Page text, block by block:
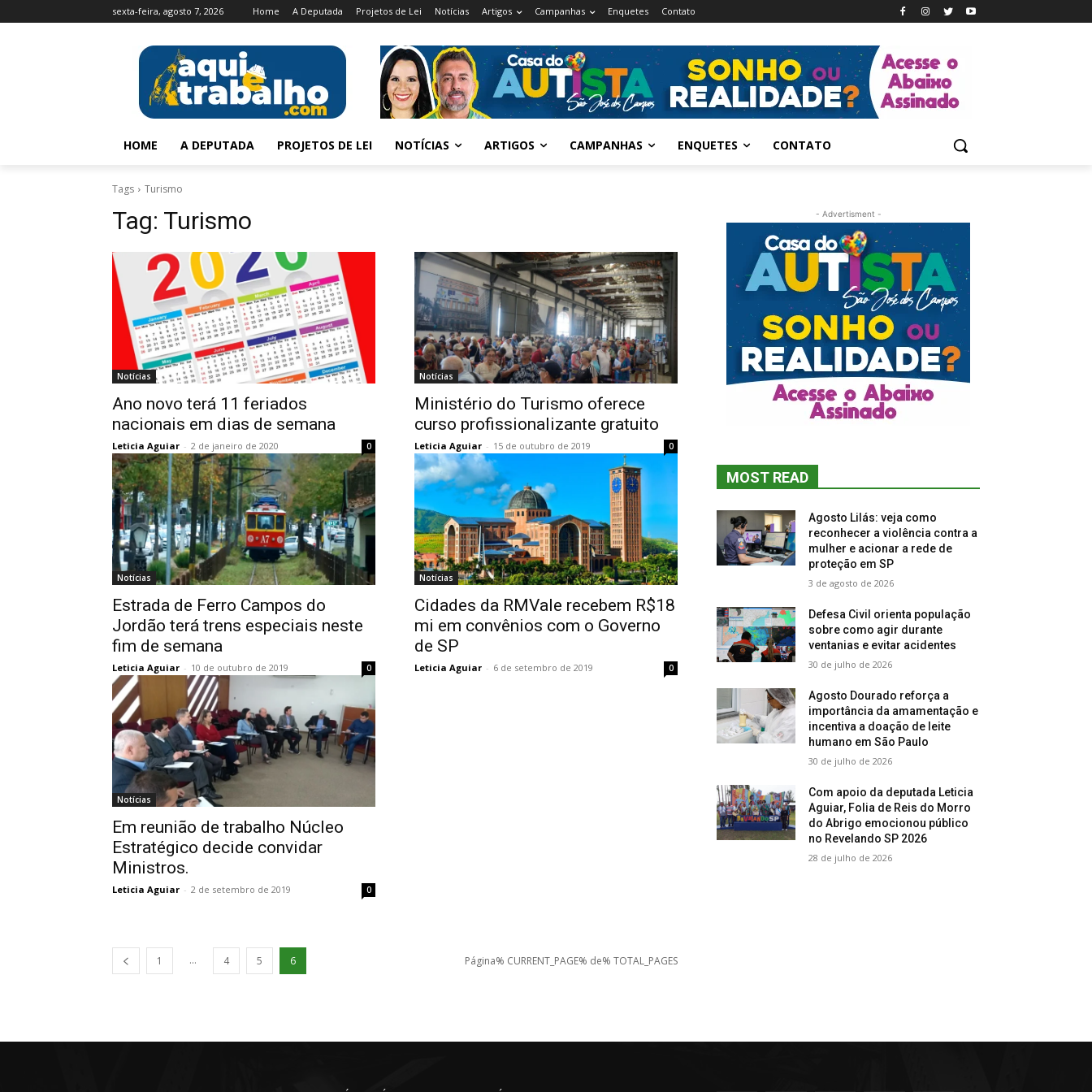
sexta-feira, agosto 7, 2026 Home A Deputada Projetos de Lei Notícias Artigos Campanhas Enquetes Contato
HOME A DEPUTADA PROJETOS DE LEI NOTÍCIAS ARTIGOS CAMPANHAS ENQUETES CONTATO
Tags Turismo
Tag: Turismo
Notícias
Ano novo terá 11 feriados
nacionais em dias de semana
Leticia Aguiar - 2 de janeiro de 2020 0
Notícias
Ministério do Turismo oferece
curso profissionalizante gratuito
Leticia Aguiar - 15 de outubro de 2019 0
Notícias
Estrada de Ferro Campos do
Jordão terá trens especiais neste
fim de semana
Leticia Aguiar - 10 de outubro de 2019 0
Notícias
Cidades da RMVale recebem R$18
mi em convênios com o Governo
de SP
Leticia Aguiar - 6 de setembro de 2019 0
Notícias
Em reunião de trabalho Núcleo
Estratégico decide convidar
Ministros.
Leticia Aguiar - 2 de setembro de 2019 0
1 ... 4 5 6 Página% CURRENT_PAGE% de% TOTAL_PAGES
- Advertisment -
MOST READ
Agosto Lilás: veja como
reconhecer a violência contra a
mulher e acionar a rede de
proteção em SP
3 de agosto de 2026
Defesa Civil orienta população
sobre como agir durante
ventanias e evitar acidentes
30 de julho de 2026
Agosto Dourado reforça a
importância da amamentação e
incentiva a doação de leite
humano em São Paulo
30 de julho de 2026
Com apoio da deputada Leticia
Aguiar, Folia de Reis do Morro
do Abrigo emocionou público
no Revelando SP 2026
28 de julho de 2026